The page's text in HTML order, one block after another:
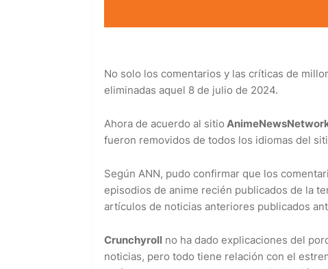
No solo los comentarios y las críticas de
eliminadas aquel 8 de julio de 2024.
Ahora de acuerdo al sitio
fueron removidos de todos los idiomas del
Según ANN, pudo confirmar que los
episodios de anime recién publicados de la
artículos de noticias anteriores publicados
Crunchyroll no ha dado explicaciones del
noticias, pero todo tiene relación con el